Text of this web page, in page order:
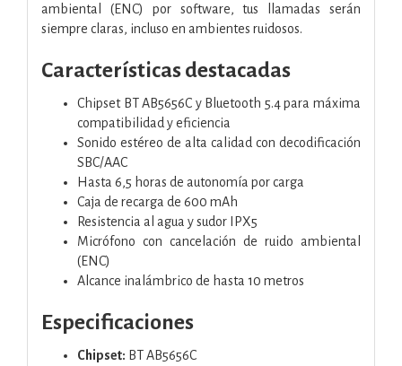
ambiental (ENC) por software, tus llamadas serán
siempre claras, incluso en ambientes ruidosos.
Características destacadas
Chipset BT AB5656C y Bluetooth 5.4 para máxima
compatibilidad y eficiencia
Sonido estéreo de alta calidad con decodificación
SBC/AAC
Hasta 6,5 horas de autonomía por carga
Caja de recarga de 600 mAh
Resistencia al agua y sudor IPX5
Micrófono con cancelación de ruido ambiental
(ENC)
Alcance inalámbrico de hasta 10 metros
Especificaciones
Chipset: BT AB5656C